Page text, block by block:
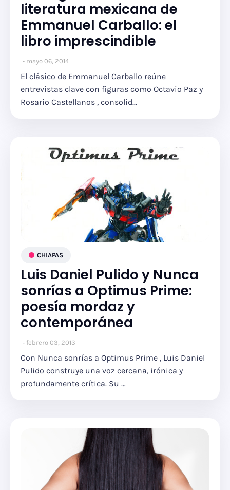
literatura mexicana de
Emmanuel Carballo: el
libro imprescindible
mayo 06, 2014
El clásico de Emmanuel Carballo reúne
entrevistas clave con figuras como Octavio Paz y
Rosario Castellanos , consolid…
CHIAPAS
Luis Daniel Pulido y Nunca
sonrías a Optimus Prime:
poesía mordaz y
contemporánea
febrero 03, 2013
Con Nunca sonrías a Optimus Prime , Luis Daniel
Pulido construye una voz cercana, irónica y
profundamente crítica. Su …